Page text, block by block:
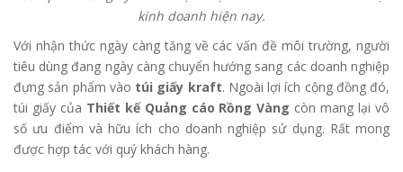
kinh doanh hiện nay.
Với nhận thức ngày càng tăng về các vấn đề môi trường, người
tiêu dùng đang ngày càng chuyển hướng sang các doanh nghiệp
đựng sản phẩm vào túi giấy kraft. Ngoài lợi ích cộng đồng đó,
túi giấy của Thiết kế Quảng cáo Rồng Vàng còn mang lại vô
số ưu điểm và hữu ích cho doanh nghiệp sử dụng. Rất mong
được hợp tác với quý khách hàng.